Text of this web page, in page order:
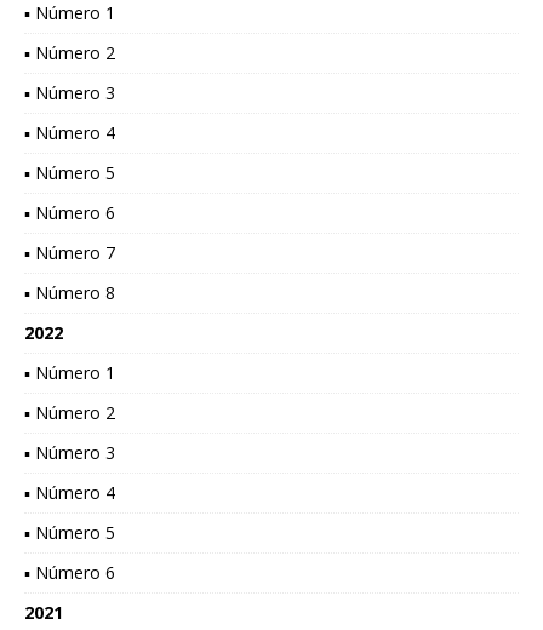
▪ Número 1
▪ Número 2
▪ Número 3
▪ Número 4
▪ Número 5
▪ Número 6
▪ Número 7
▪ Número 8
2022
▪ Número 1
▪ Número 2
▪ Número 3
▪ Número 4
▪ Número 5
▪ Número 6
2021